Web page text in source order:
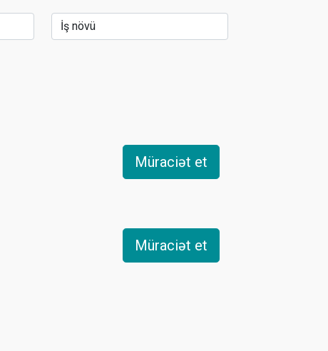
Müraciət et
Müraciət et